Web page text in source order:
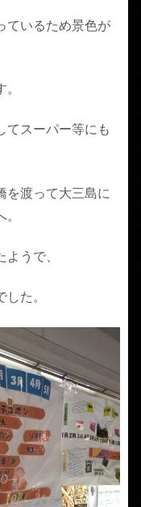
ているため景色が
てスーパー等にも
を渡って大三島に
。
うで、
た。